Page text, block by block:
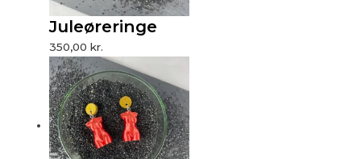
Juleøreringe
350,00kr.